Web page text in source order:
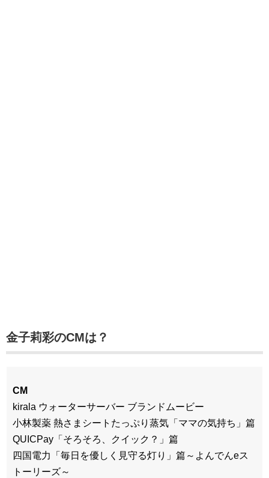
金子莉彩のCMは？
CM
kirala ウォーターサーバー ブランドムービー
小林製薬 熱さまシートたっぷり蒸気「ママの気持ち」篇
QUICPay「そろそろ、クイック？」篇
四国電力「毎日を優しく見守る灯り」篇～よんでんeス
トーリーズ～